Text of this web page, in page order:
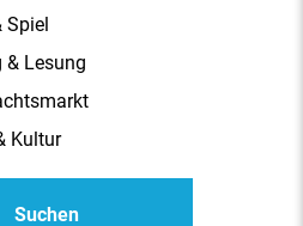
Spiel
& Lesung
Kultur